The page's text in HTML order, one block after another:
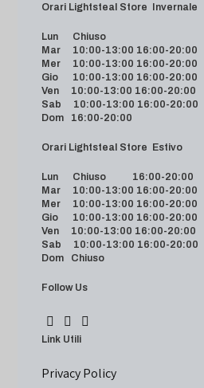
Orari Lightsteal
Lun Chiuso
Mar 10:00-13:00 16:00-20:00
Mer 10:00-13:00 16:00-20:00
Gio 10:00-13:00 16:00-20:00
Ven 10:00-13:00 16:00-20:00
Sab 10:00-13:00 16:00-20:00
Dom 16:00-20:00
Orari Lightsteal
Lun Chiuso 16:00-20:00
Mar 10:00-13:00 16:00-20:00
Mer 10:00-13:00 16:00-20:00
Gio 10:00-13:00 16:00-20:00
Ven 10:00-13:00 16:00-20:00
Sab 10:00-13:00 16:00-20:00
Dom Chiuso
Follow Us
Link Utili
Privacy Policy